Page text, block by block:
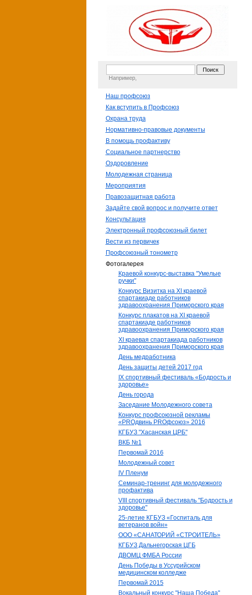
Например,
Наш профсоюз
Как вступить в Профсоюз
Охрана труда
Нормативно-правовые документы
В помощь профактиву
Социальное партнерство
Оздоровление
Молодежная страница
Мероприятия
Правозащитная работа
Задайте свой вопрос и получите ответ
Консультация
Электронный профсоюзный билет
Вести из первичек
Профсоюзный тонометр
Фотогалерея
Краевой конкурс-выставка "Умелые
ручки"
Конкурс Визитка на XI краевой
спартакиаде работников
здравоохранения Приморского края
Конкурс плакатов на XI краевой
спартакиаде работников
здравоохранения Приморского края
XI краевая спартакиада работников
здравоохранения Приморского края
День медработника
День защиты детей 2017 год
IX спортивный фестиваль «Бодрость и
здоровье»
День города
Заседание Молодежного совета
Конкурс профсоюзной рекламы
«PROдвинь РRОфсоюз» 2016
КГБУЗ "Хасанская ЦРБ"
ВКБ №1
Первомай 2016
Молодежный совет
IV Пленум
Семинар-тренинг для молодежного
профактива
VIII спортивный фестиваль "Бодрость и
здоровье"
25-летие КГБУЗ «Госпиталь для
ветеранов войн»
ООО «САНАТОРИЙ «СТРОИТЕЛЬ»
КГБУЗ Дальнегорская ЦГБ
ДВОМЦ ФМБА России
День Победы в Уссурийском
медицинском колледже
Первомай 2015
Вокальный конкурс "Наша Победа"